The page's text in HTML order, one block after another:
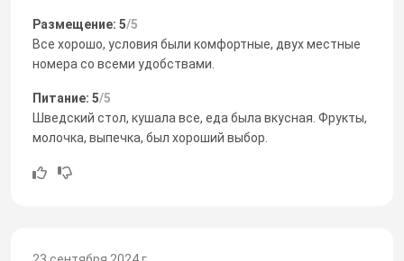
Размещение: 5/5
Все хорошо, условия были комфортные, двух местные
номера со всеми удобствами.
Питание: 5/5
Шведский стол, кушала все, еда была вкусная. Фрукты,
молочка, выпечка, был хороший выбор.